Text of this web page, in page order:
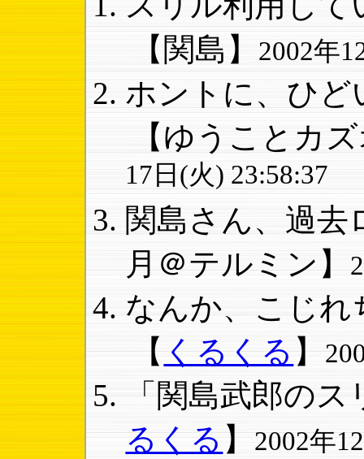
【関島】
2002年
ホントに、ひど
【ゆうことカ
17日(火) 23:58:37
関島さん、過去
月＠テルミン】
なんか、こじれ
【 くるくる 】
「関島武郎の
るくる 】 2002年